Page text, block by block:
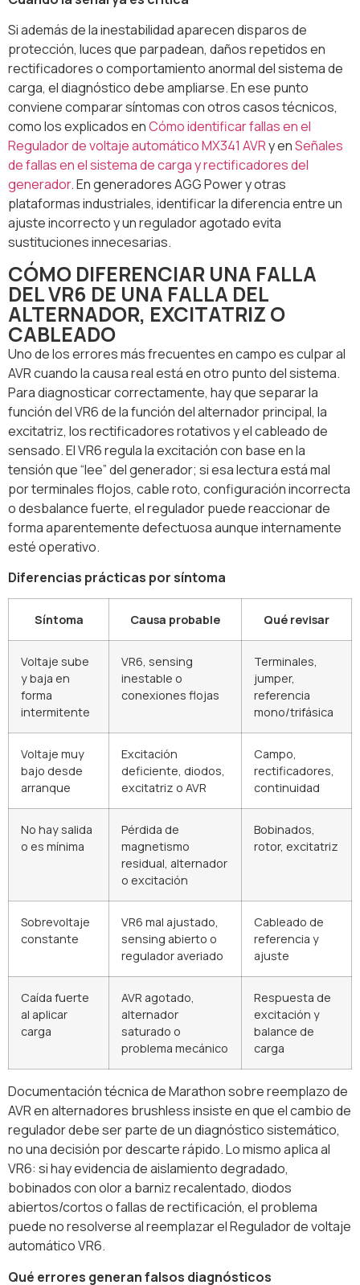
Si además de la inestabilidad aparecen disparos de
protección, luces que parpadean, daños repetidos en
rectificadores o comportamiento anormal del sistema de
carga, el diagnóstico debe ampliarse. En ese punto
conviene comparar síntomas con otros casos técnicos,
como los explicados enCómo identificar fallas en el
Regulador de voltaje automático MX341 AVRy enSeñales
de fallas en el sistema de carga y rectificadores del
generador. En generadores AGG Power y otras
plataformas industriales, identificar la diferencia entre un
ajuste incorrecto y un regulador agotado evita
sustituciones innecesarias.
CÓMO DIFERENCIAR UNA FALLA
DEL VR6 DE UNA FALLA DEL
ALTERNADOR, EXCITATRIZ O
CABLEADO
Uno de los errores más frecuentes en campo es culpar al
AVR cuando la causa real está en otro punto del sistema.
Para diagnosticar correctamente, hay que separar la
función del VR6 de la función del alternador principal, la
excitatriz, los rectificadores rotativos y el cableado de
sensado. El VR6 regula la excitación con base en la
tensión que “lee” del generador; si esa lectura está mal
por terminales flojos, cable roto, configuración incorrecta
o desbalance fuerte, el regulador puede reaccionar de
forma aparentemente defectuosa aunque internamente
esté operativo.
Diferencias prácticas por síntoma
Síntoma Causa probable Qué revisar
Voltaje sube
y baja en
forma
intermitente
VR6, sensing
inestable o
conexiones flojas
Terminales,
jumper,
referencia
mono/trifásica
Voltaje muy
bajo desde
arranque
Excitación
deficiente, diodos,
excitatriz o AVR
Campo,
rectificadores,
continuidad
No hay salida
o es mínima
Pérdida de
magnetismo
residual, alternador
o excitación
Bobinados,
rotor, excitatriz
Sobrevoltaje
constante
VR6 mal ajustado,
sensing abierto o
regulador averiado
Cableado de
referencia y
ajuste
Caída fuerte
al aplicar
carga
AVR agotado,
alternador
saturado o
problema mecánico
Respuesta de
excitación y
balance de
carga
Documentación técnica de Marathon sobre reemplazo de
AVR en alternadores brushless insiste en que el cambio de
regulador debe ser parte de un diagnóstico sistemático,
no una decisión por descarte rápido. Lo mismo aplica al
VR6: si hay evidencia de aislamiento degradado,
bobinados con olor a barniz recalentado, diodos
abiertos/cortos o fallas de rectificación, el problema
puede no resolverse al reemplazar el Regulador de voltaje
automático VR6.
Qué errores generan falsos diagnósticos